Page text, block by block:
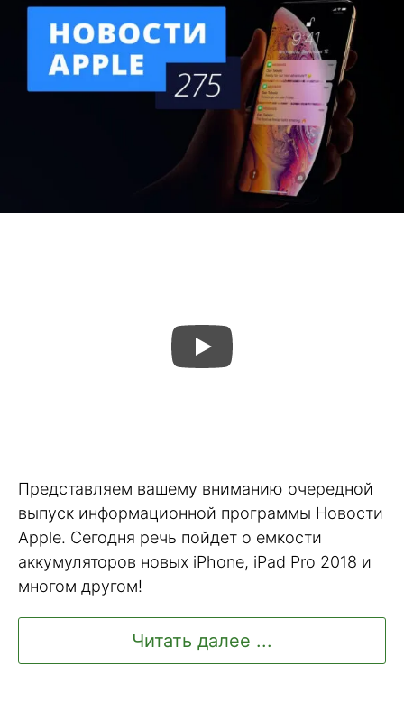
Представляем вашему вниманию очередной
выпуск информационной программы Новости
Apple. Сегодня речь пойдет о емкости
аккумуляторов новых iPhone, iPad Pro 2018 и
многом другом!
Читать далее ...